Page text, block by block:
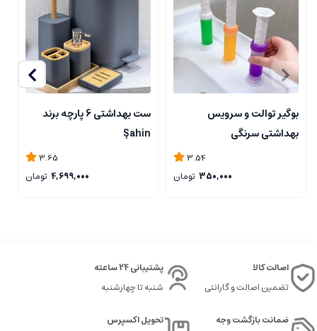
بوگیر توالت و سرویس
بهداشتی سرنگی
3.54
350,000 تومان
ست بهداشتی 6 پارچه برند
Şahin
3.65
4,699,000 تومان
اصالت کالا
تضمین اصالت و گارانتی
پشتیبانی 24 ساعته
شنبه تا چهارشنبه
ضمانت بازگشت وجه
تحویل اکسپرس